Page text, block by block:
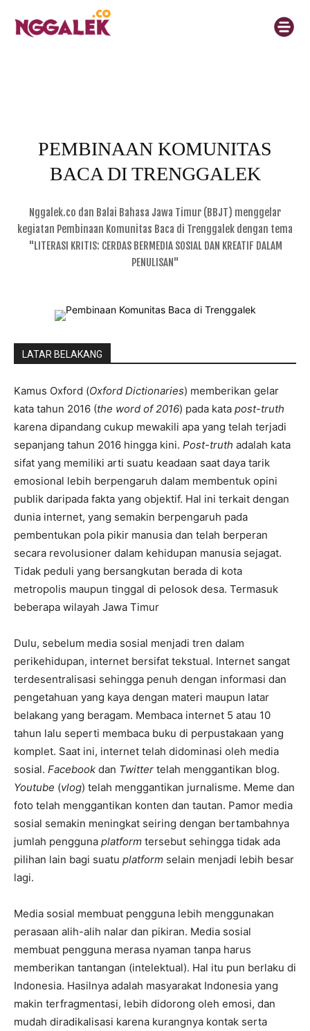
PEMBINAAN KOMUNITAS
BACA DI TRENGGALEK
Nggalek.co dan Balai Bahasa Jawa Timur (BBJT) menggelar
kegiatan Pembinaan Komunitas Baca di Trenggalek dengan tema
"LITERASI KRITIS: CERDAS BERMEDIA SOSIAL DAN KREATIF DALAM
PENULISAN"
LATAR BELAKANG
Kamus Oxford (Oxford Dictionaries) memberikan gelar
kata tahun 2016 (the word of 2016) pada kata post-truth
karena dipandang cukup mewakili apa yang telah terjadi
sepanjang tahun 2016 hingga kini. Post-truth adalah kata
sifat yang memiliki arti suatu keadaan saat daya tarik
emosional lebih berpengaruh dalam membentuk opini
publik daripada fakta yang objektif. Hal ini terkait dengan
dunia internet, yang semakin berpengaruh pada
pembentukan pola pikir manusia dan telah berperan
secara revolusioner dalam kehidupan manusia sejagat.
Tidak peduli yang bersangkutan berada di kota
metropolis maupun tinggal di pelosok desa. Termasuk
beberapa wilayah Jawa Timur
Dulu, sebelum media sosial menjadi tren dalam
perikehidupan, internet bersifat tekstual. Internet sangat
terdesentralisasi sehingga penuh dengan informasi dan
pengetahuan yang kaya dengan materi maupun latar
belakang yang beragam. Membaca internet 5 atau 10
tahun lalu seperti membaca buku di perpustakaan yang
komplet. Saat ini, internet telah didominasi oleh media
sosial. Facebook dan Twitter telah menggantikan blog.
Youtube (vlog) telah menggantikan jurnalisme. Meme dan
foto telah menggantikan konten dan tautan. Pamor media
sosial semakin meningkat seiring dengan bertambahnya
jumlah pengguna platform tersebut sehingga tidak ada
pilihan lain bagi suatu platform selain menjadi lebih besar
lagi.
Media sosial membuat pengguna lebih menggunakan
perasaan alih-alih nalar dan pikiran. Media sosial
membuat pengguna merasa nyaman tanpa harus
memberikan tantangan (intelektual). Hal itu pun berlaku di
Indonesia. Hasilnya adalah masyarakat Indonesia yang
makin terfragmentasi, lebih didorong oleh emosi, dan
mudah diradikalisasi karena kurangnya kontak serta